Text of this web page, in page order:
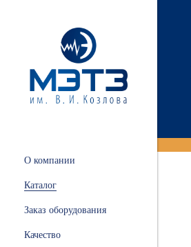
О компании
Каталог
Заказ оборудования
Качество